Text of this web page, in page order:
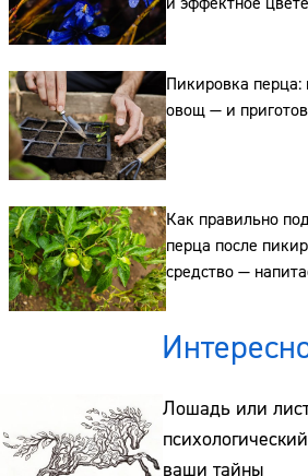
Пикировка перца:
овощ — и
Как правильно
перца после
средство —
кальцием и
Лошадь или
ваши тайны
Адрес: